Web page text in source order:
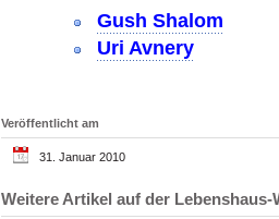
Gush Shalom
Uri Avnery
Veröffentlicht am
31. Januar 2010
Weitere Artikel auf der